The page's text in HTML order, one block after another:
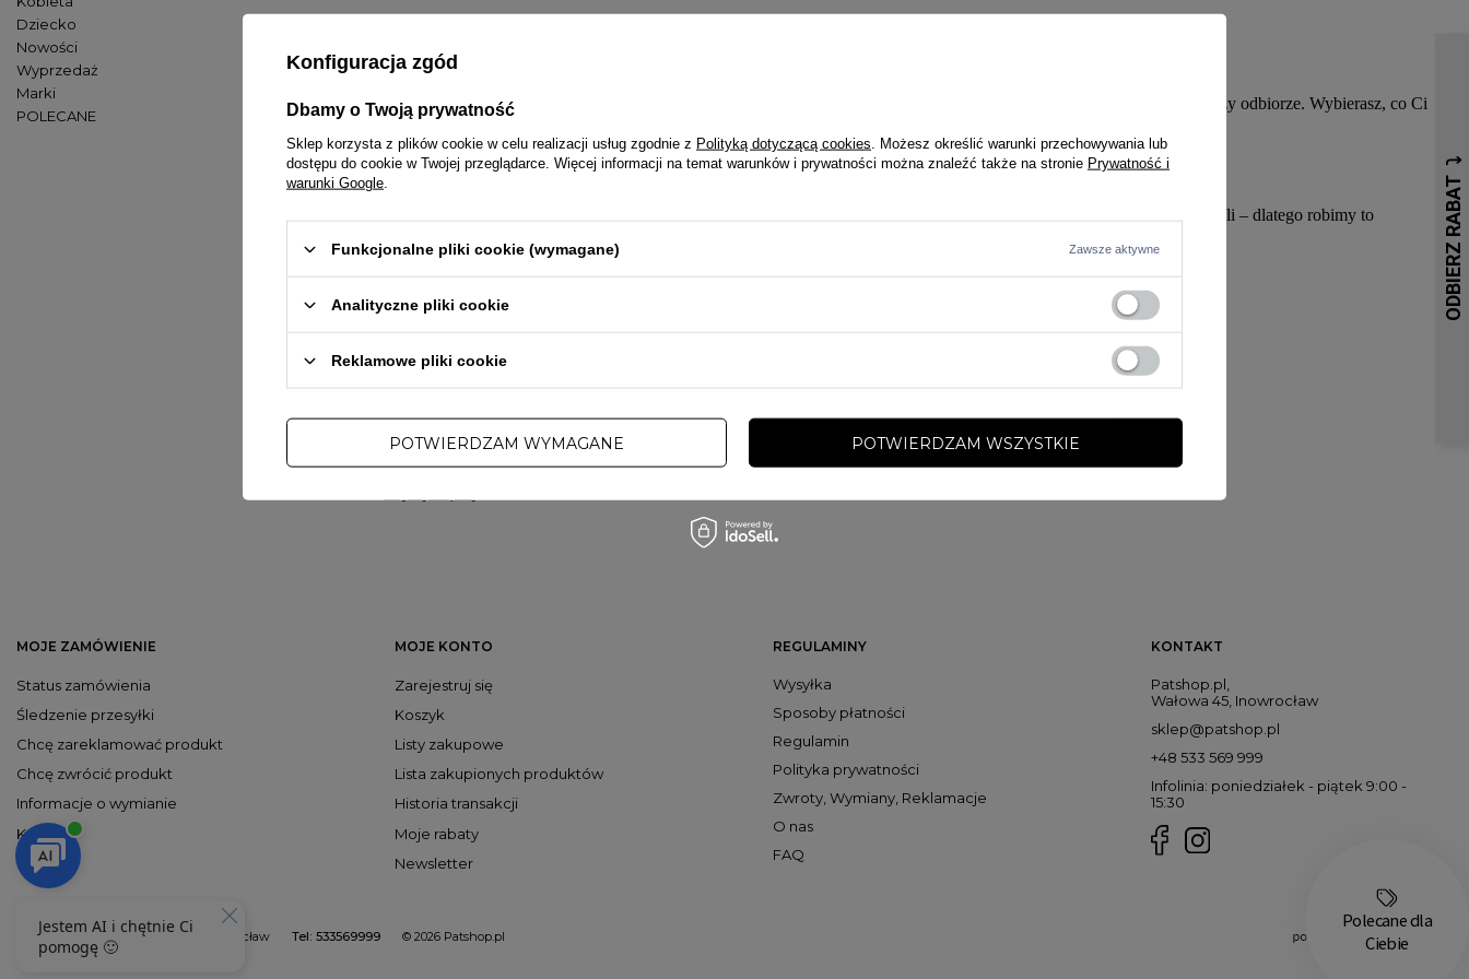
Dziecko
Nowości
Wyprzedaż
Marki
POLECANE
1. Jak mogę zapłacić za zamówienie?
Lecimy szybko i prosto — możesz zapłacić kartą (Visa, MasterCard), BLIKIEM, przelewem online albo za pobraniem przy odbiorze. Wybierasz, co Ci
2. Ile czekam na paczkę?
Paczki wysyłamy w 1–2 dni robocze. Jak tylko kurier przejmie temat, dostaniesz link do śledzenia. Wiemy, że czekanie boli – dlatego robimy to
najszybciej, jak się da.
Kurier: 16 zł
Darmowa dostawa od 198 zł! (Ziom, zawsze lepiej dorzucić coś jeszcze do koszyka.)
MOJE ZAMÓWIENIE
Status zamówienia
Śledzenie przesyłki
Chcę zareklamować produkt
Chcę zwrócić produkt
Informacje o wymianie
Kontakt
MOJE KONTO
Zarejestruj się
Koszyk
Listy zakupowe
Lista zakupionych produktów
Historia transakcji
Moje rabaty
Newsletter
REGULAMINY
Wysyłka
Sposoby płatności
Regulamin
Polityka prywatności
Zwroty, Wymiany, Reklamacje
O nas
FAQ
KONTAKT
Patshop.pl,
Wałowa 45, Inowrocław
sklep@patshop.pl
+48 533 569 999
Infolinia: poniedziałek - piątek 9:00 -
15:30
533569999 © 2026 Patshop.pl
Patshop.pl , Wałowa 45 ,88-100 Inowrocław
Konfiguracja zgód
Dbamy o Twoją prywatność
Sklep korzysta z plików cookie w celu realizacji usług zgodnie z Polityką dotyczącą cookies . Możesz określić warunki przechowywania lub
dostępu do cookie w Twojej przeglądarce. Więcej informacji na temat warunków i prywatności można znaleźć także na stronie Prywatność i
warunki Google
Funkcjonalne pliki cookie (wymagane) Zawsze aktywne
Analityczne pliki cookie
Reklamowe pliki cookie
POTWIERDZAM WYMAGANE POTWIERDZAM WSZYSTKIE